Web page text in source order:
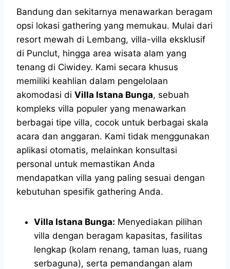
Bandung dan sekitarnya menawarkan beragam
opsi lokasi gathering yang memukau. Mulai dari
resort mewah di Lembang, villa-villa eksklusif
di Punclut, hingga area wisata alam yang
tenang di Ciwidey. Kami secara khusus
memiliki keahlian dalam pengelolaan
akomodasi di Villa Istana Bunga, sebuah
kompleks villa populer yang menawarkan
berbagai tipe villa, cocok untuk berbagai skala
acara dan anggaran. Kami tidak menggunakan
aplikasi otomatis, melainkan konsultasi
personal untuk memastikan Anda
mendapatkan villa yang paling sesuai dengan
kebutuhan spesifik gathering Anda.
Villa Istana Bunga: Menyediakan pilihan
villa dengan beragam kapasitas, fasilitas
lengkap (kolam renang, taman luas, ruang
serbaguna), serta pemandangan alam